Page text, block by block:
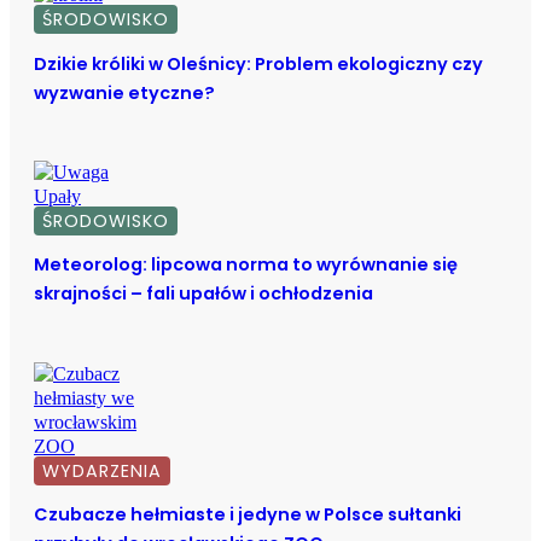
ŚRODOWISKO
Dzikie króliki w Oleśnicy: Problem ekologiczny czy
wyzwanie etyczne?
ŚRODOWISKO
Meteorolog: lipcowa norma to wyrównanie się
skrajności – fali upałów i ochłodzenia
WYDARZENIA
Czubacze hełmiaste i jedyne w Polsce sułtanki